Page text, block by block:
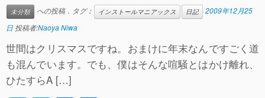
未分類 への投稿．タグ： インストールマニアックス 日記
2009年12月25
日 投稿者:Naoya Niwa
世間はクリスマスですね。おまけに年末なんですごく道
も混んでいます。でも、僕はそんな喧騒とはかけ離れ、
ひたすらA […]